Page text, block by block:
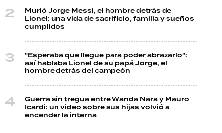
Murió Jorge Messi, el hombre detrás de
Lionel: una vida de sacrificio, familia y sueños
cumplidos
"Esperaba que llegue para poder abrazarlo":
así hablaba Lionel de su papá Jorge, el
hombre detrás del campeón
Guerra sin tregua entre Wanda Nara y Mauro
Icardi: un video sobre sus hijas volvió a
encender la interna